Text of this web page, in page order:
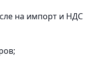
на импорт и НДС